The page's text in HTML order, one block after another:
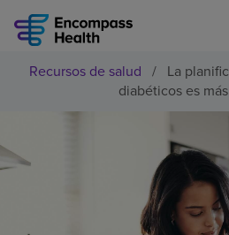
Encuentre una
Por qué debe elegirnos
Servicios de rehabilitación
Recursos de salud / La
diabéticos es